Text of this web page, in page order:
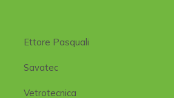
Ettore Pasquali
Savatec
Vetrotecnica